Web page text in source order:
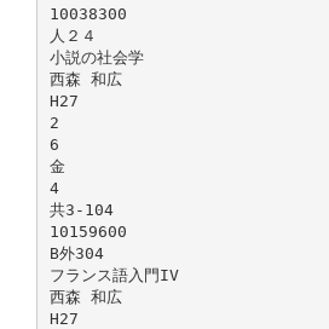
10038300
人２４
小説の社会学
西森 和広
H27
2
6
金
4
共3-104
10159600
B外304
フランス語入門IV
西森 和広
H27